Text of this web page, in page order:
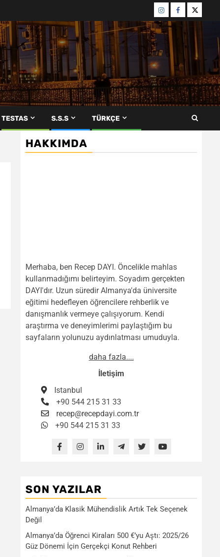
Menü
öğesi
Menü
öğesi
Menü
öğesi
TESTAS S.S.S TÜRKÇE
HAKKIMDA
Merhaba, ben Recep DAYI. Öncelikle mahlas
kullanmadığımı belirteyim. Soyadım gerçekten
DAYI'dır. Uzun süredir Almanya'da üniversite
eğitimi hedefleyen öğrencilere rehberlik ve
danışmanlık vermeye çalışıyorum. Kendi
araştırma ve deneyimlerimi paylaştığım bu
sayfaların yolunuzu aydınlatması umuduyla.
daha fazla....
İletişim
Istanbul
+90 544 215 31 33
recep@recepdayi.com.tr
+90 544 215 31 33
SON YAZILAR
Almanya’da Klasik Mühendislik Artık Tek Seçenek
Değil
Almanya’da Öğrenci Kiraları 500 €’yu Aştı: 2025/26
Güz Dönemi İçin Gerçekçi Konut Rehberi